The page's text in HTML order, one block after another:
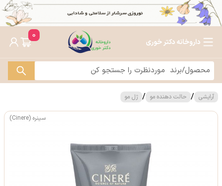
داروخانه دکتر خوری
0
آرایشی / حالت دهنده مو / ژل مو
سینره (Cinere)